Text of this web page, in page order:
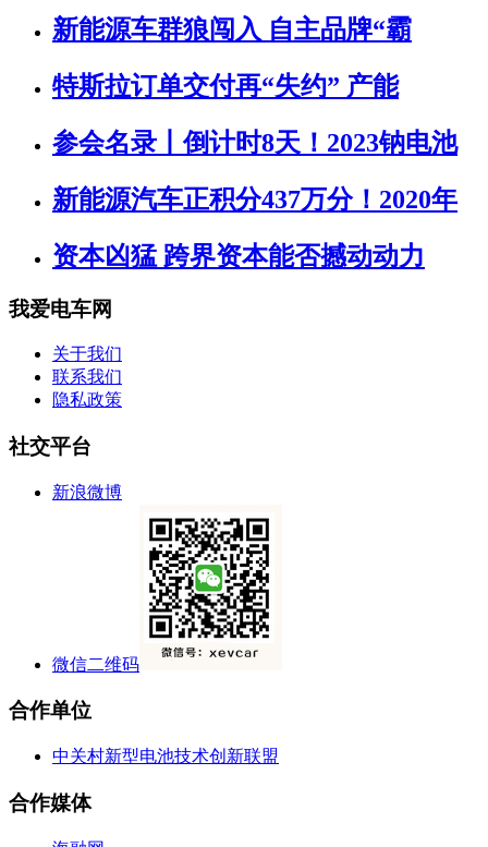
新能源车群狼闯入 自主品牌“霸
特斯拉订单交付再“失约” 产能
参会名录丨倒计时8天！2023钠电池
新能源汽车正积分437万分！2020年
资本凶猛 跨界资本能否撼动动力
我爱电车网
关于我们
联系我们
隐私政策
社交平台
新浪微博
微信二维码
合作单位
中关村新型电池技术创新联盟
合作媒体